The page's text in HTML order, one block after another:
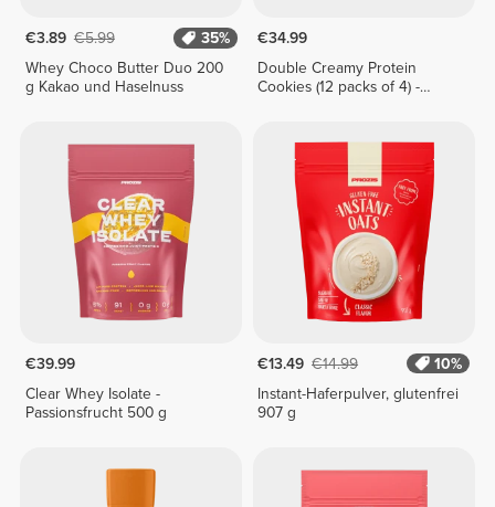
€3.89 €5.99
35%
Whey Choco Butter Duo 200
g Kakao und Haselnuss
€34.99
Double Creamy Protein
Cookies (12 packs of 4) -
€39.99
Clear Whey Isolate -
Passionsfrucht 500 g
€13.49 €14.99
10%
Instant-Haferpulver, glutenfrei
907 g